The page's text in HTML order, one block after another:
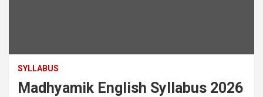
SYLLABUS
Madhyamik English Syllabus 2026